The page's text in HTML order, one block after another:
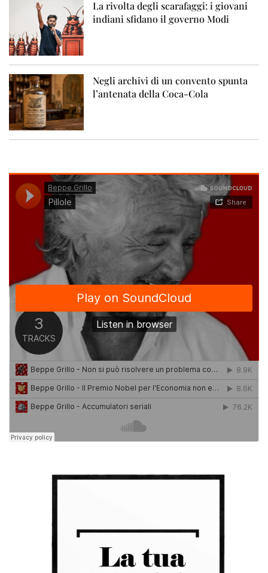
La rivolta degli scarafaggi: i giovani
indiani sfidano il governo Modi
Negli archivi di un convento spunta
l’antenata della Coca-Cola